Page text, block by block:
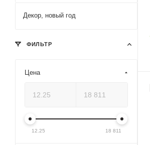
Декор, новый год
ФИЛЬТР
Цена
12.25 18 811